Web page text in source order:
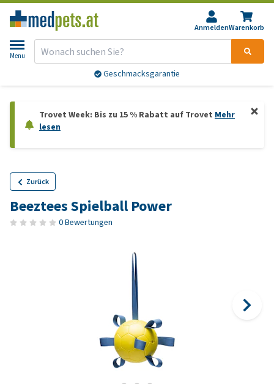
AnmeldenWarenkorb
Menu
Geschmacksgarantie
Trovet Week: Bis zu 15 % Rabatt auf Trovet Mehr
lesen
Zurück
Beeztees Spielball Power
0 Bewertungen